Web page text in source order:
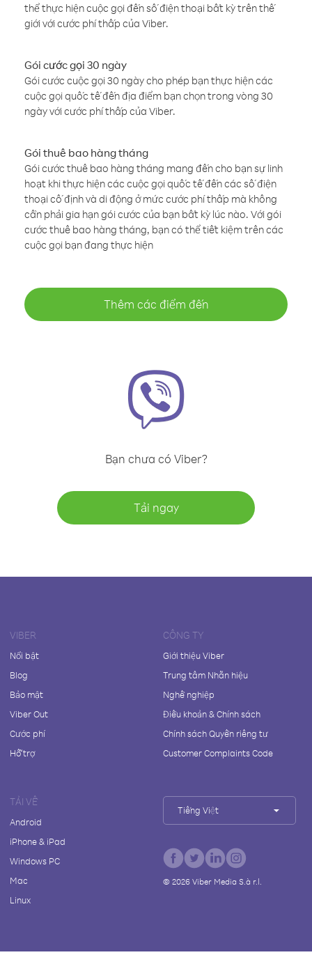
thể thực hiện cuộc gọi đến số điện thoại bất kỳ trên thế
giới với cước phí thấp của Viber.
Gói cước gọi 30 ngày
Gói cước cuộc gọi 30 ngày cho phép bạn thực hiện các
cuộc gọi quốc tế đến địa điểm bạn chọn trong vòng 30
ngày với cước phí thấp của Viber.
Gói thuê bao hàng tháng
Gói cước thuê bao hàng tháng mang đến cho bạn sự linh
hoạt khi thực hiện các cuộc gọi quốc tế đến các số điện
thoại cố định và di động ở mức cước phí thấp mà không
cần phải gia hạn gói cước của bạn bất kỳ lúc nào. Với gói
cước thuê bao hàng tháng, bạn có thể tiết kiệm trên các
cuộc gọi bạn đang thực hiện
Thêm các điểm đến
Bạn chưa có Viber?
Tải ngay
VIBER
Nổi bật
Blog
Bảo mật
Viber Out
Cước phí
Hỗ trợ
CÔNG TY
Giới thiệu Viber
Trung tâm Nhãn hiệu
Nghề nghiệp
Điều khoản & Chính sách
Chính sách Quyền riêng tư
Customer Complaints Code
TẢI VỀ
Android
iPhone & iPad
Windows PC
Mac
Linux
Tiếng Việt
© 2026Viber Media S.à r.l.